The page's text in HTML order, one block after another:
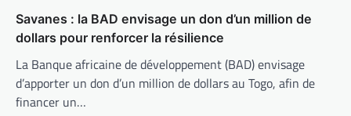
Savanes : la BAD envisage un don d’un million de
dollars pour renforcer la résilience
La Banque africaine de développement (BAD) envisage
d’apporter un don d’un million de dollars au Togo, afin de
financer un…